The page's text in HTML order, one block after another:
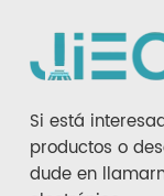
Si está
productos o
dude en